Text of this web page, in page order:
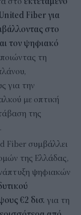
Fiber για
στο
τον ψηφιακό
τη
για την
με οπτική
της
Fiber συμβάλλει
της Ελλάδας,
ψηφιακών
€2 δισ. για τη